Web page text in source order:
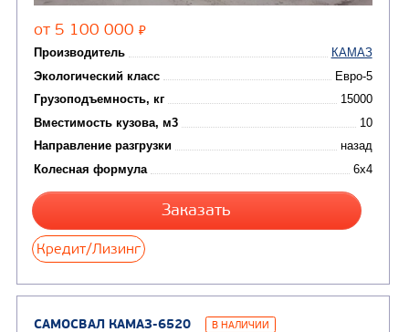
Цена по запросу
Производитель
Экологический класс
Грузоподъемность, кг
Вместимость кузова, м3
Направление разгрузки
Колесная формула